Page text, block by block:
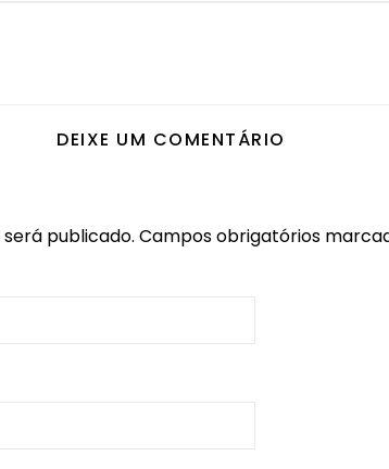
DEIXE UM COMENTÁRIO
publicado. Campos obrigatórios